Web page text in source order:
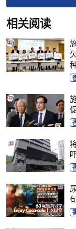
相关阅读